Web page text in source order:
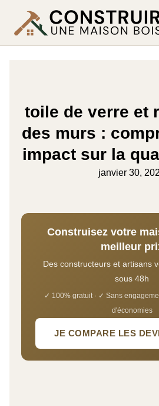
toile de verre et
des murs :
impact sur la
janvier 30,
Construisez votre
meilleur
Des constructeurs et artisans
sous 48h
✓ 100% gratuit · ✓ Sans
d'économies
JE COMPARE LES